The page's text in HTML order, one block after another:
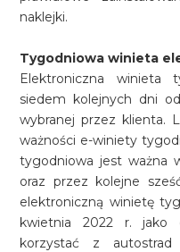
naklejki.
Tygodniowa winieta
Elektroniczna winieta
siedem kolejnych dni
wybranej przez klienta.
ważności e-winiety
tygodniowa jest ważna
oraz przez kolejne
elektroniczną winietę
kwietnia 2022 r. jako
korzystać z